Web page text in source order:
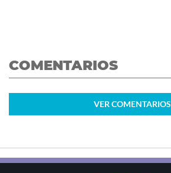
COMENTARIOS
VER COMENTARIOS